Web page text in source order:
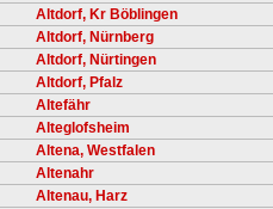
Altdorf, Kr Böblingen
Altdorf, Nürnberg
Altdorf, Nürtingen
Altdorf, Pfalz
Altefähr
Alteglofsheim
Altena, Westfalen
Altenahr
Altenau, Harz